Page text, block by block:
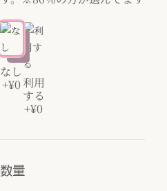
なし
+¥0利用
する
+¥0
数量